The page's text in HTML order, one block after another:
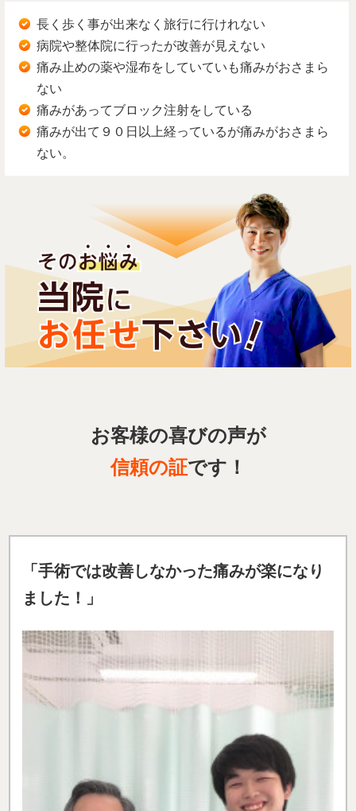
長く歩く事が出来なく旅行に行けれない
病院や整体院に行ったが改善が見えない
痛み止めの薬や湿布をしていていも痛みがおさまら
ない
痛みがあってブロック注射をしている
痛みが出て９０日以上経っているが痛みがおさまら
ない。
お客様の喜びの声が
信頼の証です！
「手術では改善しなかった痛みが楽になり
ました ！」